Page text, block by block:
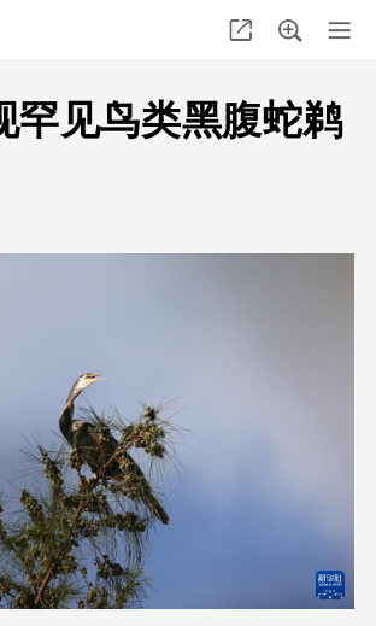
罕见鸟类黑腹蛇鹈